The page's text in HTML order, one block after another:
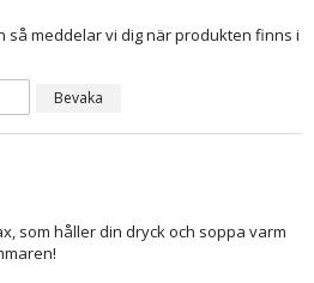
så meddelar vi dig när produkten finns i
Bevaka
som håller din dryck och soppa varm